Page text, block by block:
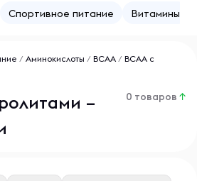
Спортивное питание Витамины
/ Аминокислоты / BCAA / ВСАА с
–
0 товаров ↑